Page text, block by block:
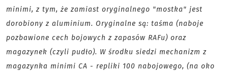
minimi, z tym, że zamiast oryginalnego "mostka" jest
dorobiony z aluminium. Oryginalne są: taśma (naboje
pozbawione cech bojowych z zapasów RAFu) oraz
magazynek (czyli pudło). W środku siedzi mechanizm z
magazynka minimi CA - repliki 100 nabojowego, (na oko